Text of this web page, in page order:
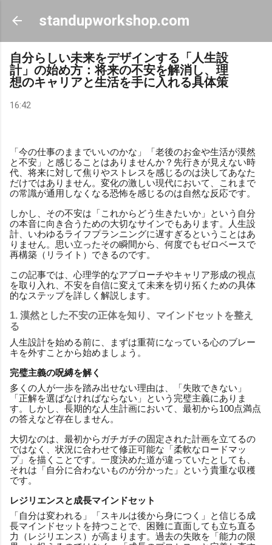
スキップしてメイン コンテンツに移動
standupworkshop.com
自分らしい未来をデザインする「人生設
計」の始め方：将来の不安を解消し、理
想のキャリアと生活を手に入れる具体策
16:42
「今の仕事のままでいいのかな」「老後のお金や生活が漠然
と不安」と感じることはありませんか？先行きが見えない時
代、将来に対して焦りやストレスを感じるのは決してあなた
だけではありません。変化の激しい現代において、これまで
の常識が通用しなくなる恐怖を感じるのは自然な反応です。
しかし、その不安は「これからどう生きたいか」という自分
の本音に向き合うための大切なサインでもあります。人生設
計、いわゆるライフプランニングに遅すぎるということはあ
りません。思い立ったその瞬間から、何度でもゼロベースで
再構築（リライト）できるのです。
この記事では、心理学的なアプローチやキャリア形成の視点
を取り入れ、不安を自信に変えて未来を切り拓くための具体
的なステップを詳しく解説します。
1. 漠然とした不安の正体を知り、マインドセットを整え
る
人生設計を始める前に、まずは重荷になっている心のブレー
キを外すことから始めましょう。
完璧主義の呪縛を解く
多くの人が一歩を踏み出せない理由は、「失敗できない」
「正解を選ばなければならない」という完璧主義にありま
す。しかし、長期的な人生計画において、最初から100点満点
の答えなど存在しません。
大切なのは、最初からガチガチの固定された計画を立てるの
ではなく、状況に合わせて修正可能な「柔軟なロードマッ
プ」を描くことです。一度決めた道が違っていたとしても、
それは「自分に合わないものが分かった」という貴重な収穫
です。
レジリエンスと成長マインドセット
「自分は変われる」「スキルは後から身につく」と信じる成
長マインドセットを持つことで、困難に直面しても立ち直る
力（レジリエンス）が高まります。過去の失敗を「能力の限